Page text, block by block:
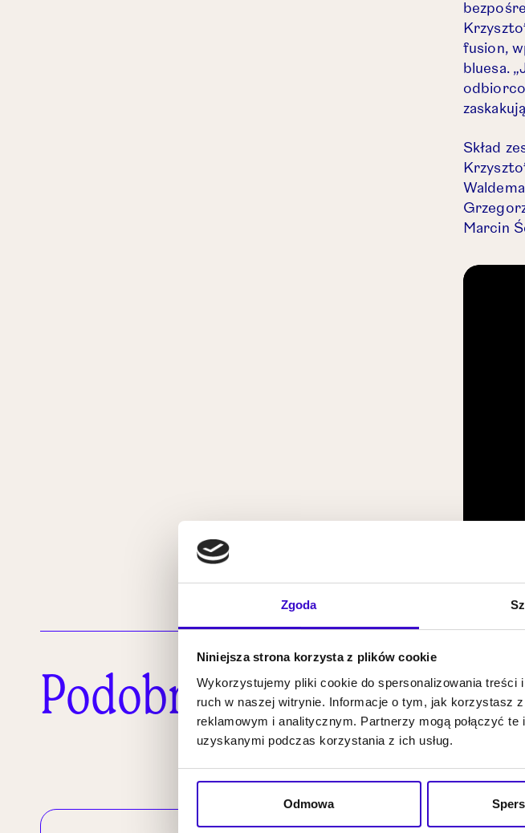
Zgoda
Niniejsza strona korzysta z plików cookie
Wykorzystujemy pliki cookie do spersonalizowania treści
ruch w naszej witrynie. Informacje o tym, jak korzystasz
reklamowym i analitycznym. Partnerzy mogą połączyć
uzyskanymi podczas korzystania z ich usług.
Odmowa
fusion,
bluesa. „
Skład
Marcin
Podobne wydarzenia